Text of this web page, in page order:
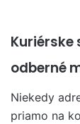
odberné
Niekedy
priamo na